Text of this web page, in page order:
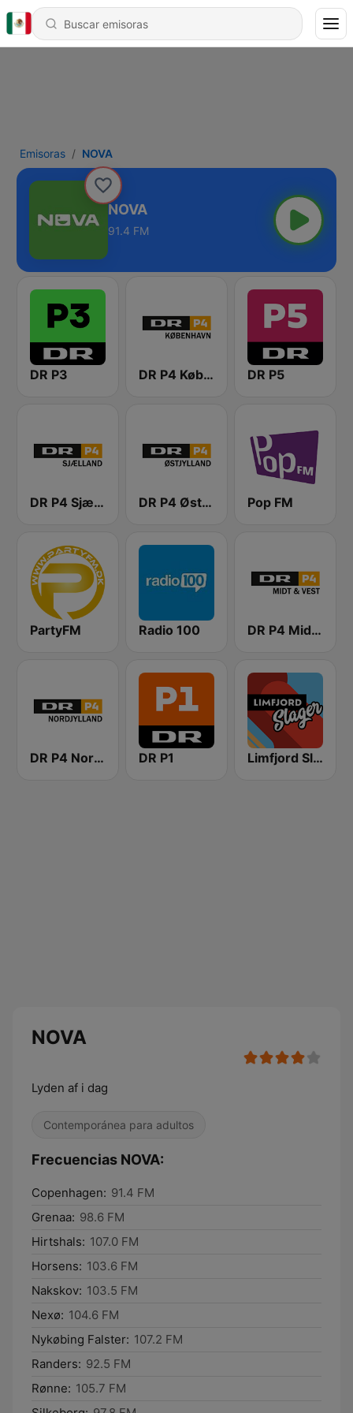
Emisoras NOVA
NOVA
91.4 FM
DR P3 DR P4 København DR P5
DR P4 Sjælland DR P4 Østjyllands Pop FM
PartyFM Radio 100 DR P4 Midt & Vest
DR P4 Nordjylland DR P1 Limfjord Slager
NOVA
Lyden af i dag
Contemporánea para adultos
Frecuencias NOVA:
Copenhagen: 91.4 FM
Grenaa: 98.6 FM
Hirtshals: 107.0 FM
Horsens: 103.6 FM
Nakskov: 103.5 FM
Nexø: 104.6 FM
Nykøbing Falster: 107.2 FM
Randers: 92.5 FM
Rønne: 105.7 FM